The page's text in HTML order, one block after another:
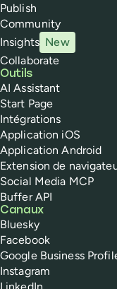
Publish
Community
Insights New
Collaborate
Outils
AI Assistant
Start Page
Intégrations
Application iOS
Application Android
Extension de
Social Media MCP
Buffer API
Canaux
Bluesky
Facebook
Google Business
Instagram